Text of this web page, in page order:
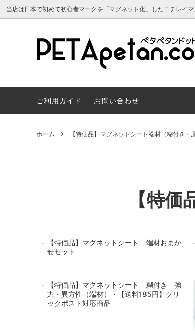
当店は日本で初めて初心者マークを「マグネット化」したニチレイ
マグネットシート 両面カラー
ご利用ガイド お問い合わせ
ホーム 【特価品】マグネットシート端材（糊付き・
【特
【特価品】マグネットシート 端材おまか
せセット
【特価品】マグネットシート 糊付き 強
力・異方性（端材）・【送料185円】クリ
ックポスト対応商品